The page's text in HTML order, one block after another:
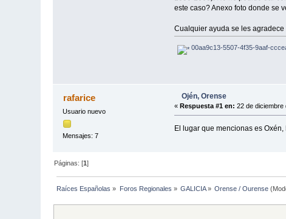
este caso? Anexo foto donde se
Cualquier ayuda se les agradece
00aa9c13-5507-4f35-9aaf-
rafarice
Usuario nuevo
Mensajes: 7
Ojén, Orense
« Respuesta #1 en: 22 de diciembre
El lugar que mencionas es
Páginas: [1]
Raíces Españolas » Foros Regionales » GALICIA» Orense / Ourense